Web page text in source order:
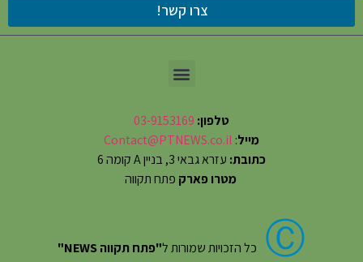
צרו קשר!
טלפון: 03-9153169
מייל:
Contact@PTNEWS.co.il
כתובת: עזרא גבאי 3, בניין A קומה 6
מטרו פארק פתח תקווה
Ⓒ כל הזכויות שמורות ל"פתח תקווה NEWS"